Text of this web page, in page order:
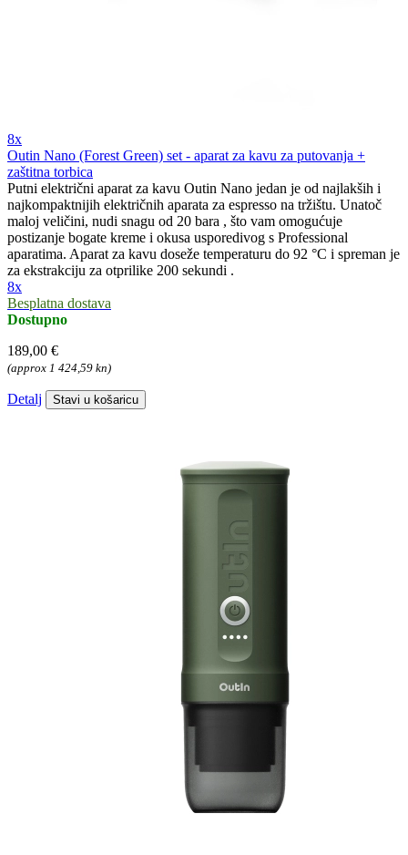
8x
Outin Nano (Forest Green) set - aparat za kavu za putovanja +
zaštitna torbica
Putni električni aparat za kavu Outin Nano jedan je od najlakših i
najkompaktnijih električnih aparata za espresso na tržištu. Unatoč
maloj veličini, nudi snagu od 20 bara , što vam omogućuje
postizanje bogate kreme i okusa usporedivog s Professional
aparatima. Aparat za kavu doseže temperaturu do 92 °C i spreman je
za ekstrakciju za otprilike 200 sekundi .
8x
Besplatna dostava
Dostupno
189,00 €
(approx 1 424,59 kn)
Detalj Stavi u košaricu